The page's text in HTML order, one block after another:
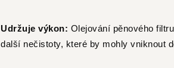
Udržuje výkon: Olejování pěnového
další nečistoty, které by mohly vniknout